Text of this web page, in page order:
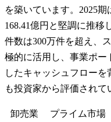
を築いています。2025
168.41億円と堅調に推移
件数は300万件を超え、
極的に活用し、事業ポー
したキャッシュフロー
も投資家から評価されて
卸売業 プライム市場